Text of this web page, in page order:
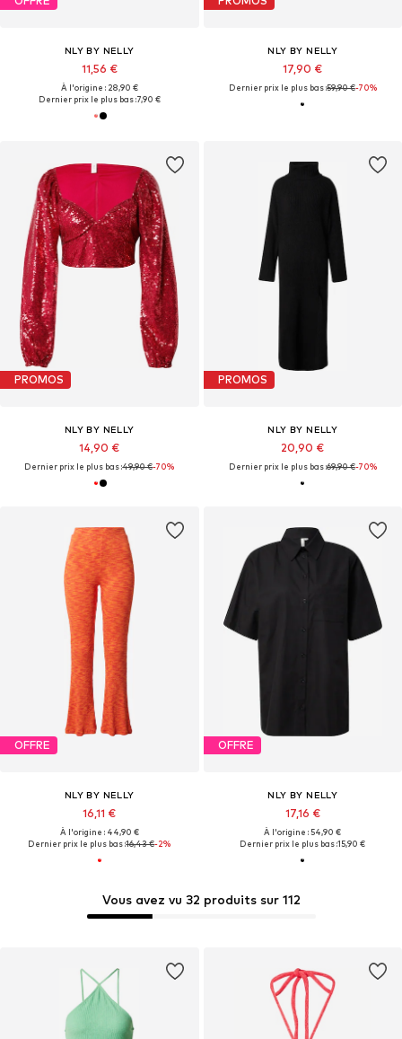
NLY BY NELLY
11,56 €
À l'origine : 28,90 €
Dernier prix le plus bas :7,90 €
NLY BY NELLY
17,90 €
Dernier prix le plus bas :59,90 €-70%
Vous avez vu 32 produits sur 112
PROMOS
NLY BY NELLY
14,90 €
Dernier prix le plus bas :49,90 €-70%
PROMOS
NLY BY NELLY
20,90 €
Dernier prix le plus bas :69,90 €-70%
OFFRE
NLY BY NELLY
16,11 €
À l'origine : 44,90 €
Dernier prix le plus bas :16,43 €-2%
OFFRE
NLY BY NELLY
17,16 €
À l'origine : 54,90 €
Dernier prix le plus bas :15,90 €